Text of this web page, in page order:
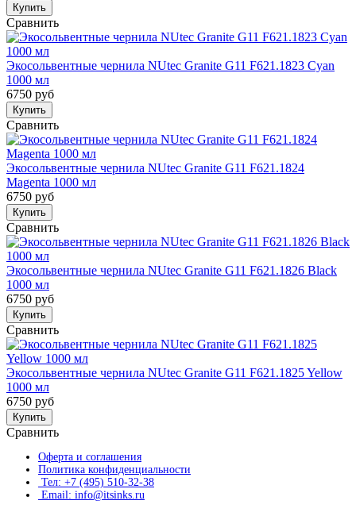
Купить
Сравнить
Экосольвентные чернила NUtec Granite G11 F621.1823 Cyan
1000 мл
6750 руб
Купить
Сравнить
Экосольвентные чернила NUtec Granite G11 F621.1824
Magenta 1000 мл
6750 руб
Купить
Сравнить
Экосольвентные чернила NUtec Granite G11 F621.1826 Black
1000 мл
6750 руб
Купить
Сравнить
Экосольвентные чернила NUtec Granite G11 F621.1825 Yellow
1000 мл
6750 руб
Купить
Сравнить
Оферта и соглашения
Политика конфиденциальности
Тел: +7 (495) 510-32-38
Email: info@itsinks.ru